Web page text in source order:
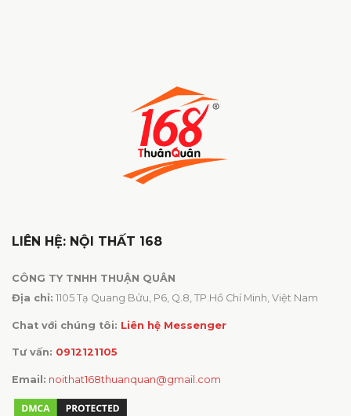
LIÊN HỆ: NỘI THẤT 168
CÔNG TY TNHH THUẬN QUÂN
Địa chỉ: 1105 Tạ Quang Bửu, P6, Q.8, TP.Hồ Chí Minh, Việt Nam
Chat với chúng tôi: Liên hệ Messenger
Tư vấn: 0912121105
Email: noithat168thuanquan@gmail.com